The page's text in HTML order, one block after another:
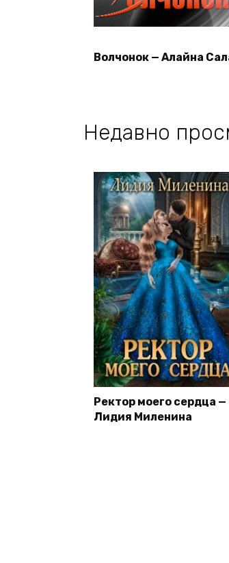
Волчонок — Алайна
Недавно
Ректор моего сердца —
Лидия Миленина